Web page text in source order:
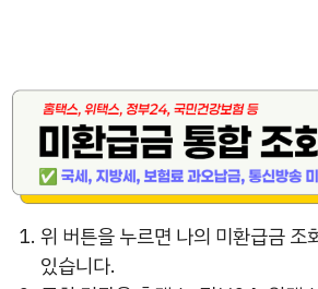
위 버튼을 누르면 나의 미환급금 조
있습니다.